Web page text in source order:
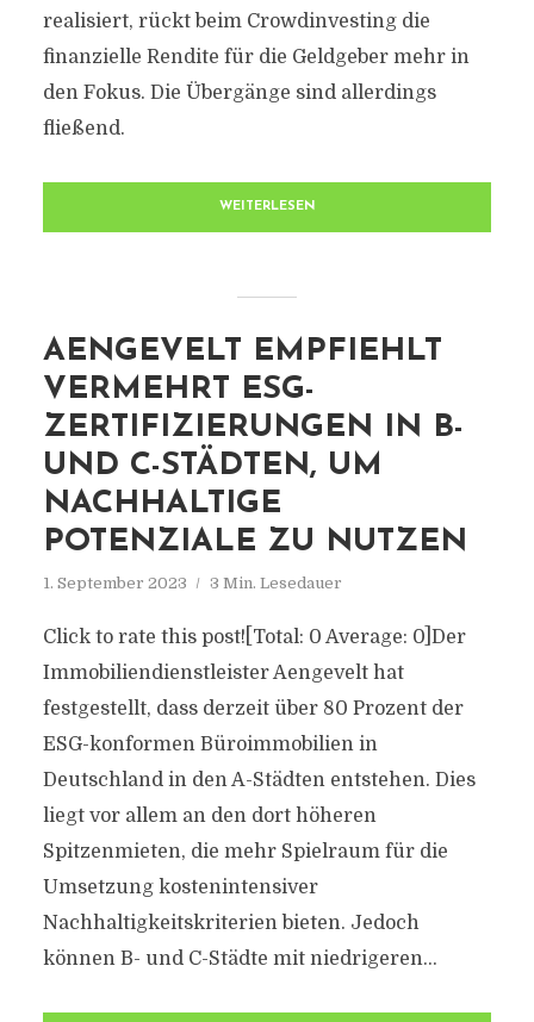
realisiert, rückt beim Crowdinvesting die
finanzielle Rendite für die Geldgeber mehr in
den Fokus. Die Übergänge sind allerdings
fließend.
WEITERLESEN
AENGEVELT EMPFIEHLT
VERMEHRT ESG-
ZERTIFIZIERUNGEN IN B-
UND C-STÄDTEN, UM
NACHHALTIGE
POTENZIALE ZU NUTZEN
1. September 2023 3 Min. Lesedauer
Click to rate this post![Total: 0 Average: 0]Der
Immobiliendienstleister Aengevelt hat
festgestellt, dass derzeit über 80 Prozent der
ESG-konformen Büroimmobilien in
Deutschland in den A-Städten entstehen. Dies
liegt vor allem an den dort höheren
Spitzenmieten, die mehr Spielraum für die
Umsetzung kostenintensiver
Nachhaltigkeitskriterien bieten. Jedoch
können B- und C-Städte mit niedrigeren...